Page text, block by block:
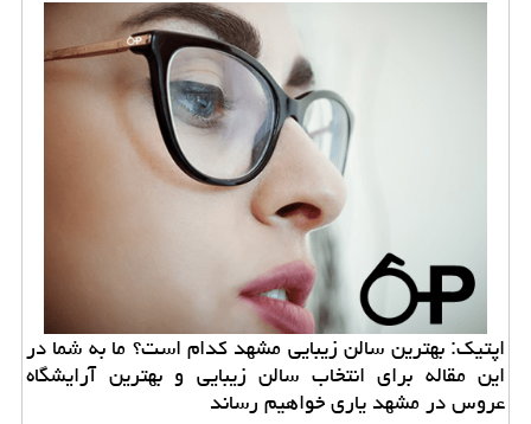
اپتیك: بهترین سالن زیبایی مشهد كدام است؟ ما به شما در
این مقاله برای انتخاب سالن زیبایی و بهترین آرایشگاه
عروس در مشهد یاری خواهیم رساند